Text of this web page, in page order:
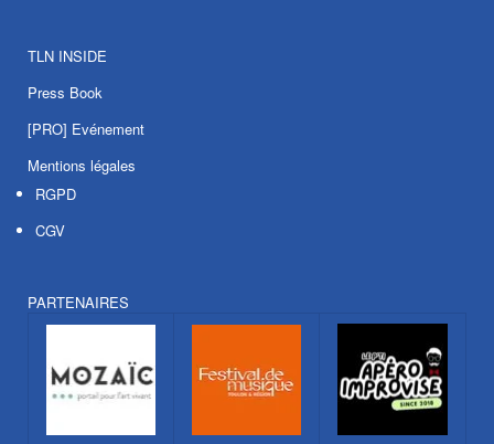
TLN INSIDE
Press Book
[PRO] Evénement
Mentions légales
RGPD
CGV
PARTENAIRES